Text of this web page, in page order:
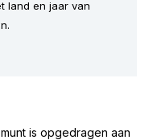
land en jaar van
is opgedragen aan